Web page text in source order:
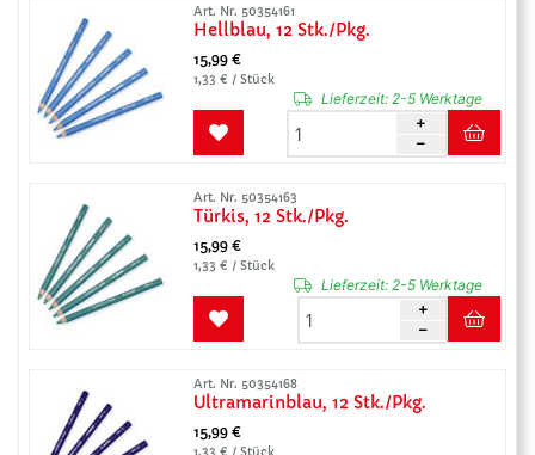
Art. Nr. 50354161
Hellblau, 12 Stk./Pkg.
15,99 €
1,33 € / Stück
Lieferzeit:2-5 Werktage
Art. Nr. 50354163
Türkis, 12 Stk./Pkg.
15,99 €
1,33 € / Stück
Lieferzeit:2-5 Werktage
Art. Nr. 50354168
Ultramarinblau, 12 Stk./Pkg.
15,99 €